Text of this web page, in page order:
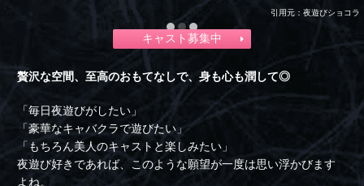
引用元：夜遊びショコラ
キャスト募集中
贅沢な空間、至高のおもてなしで、身も心も潤して◎
「毎日夜遊びがしたい」
「豪華なキャバクラで遊びたい」
「もちろん美人のキャストと楽しみたい」
夜遊び好きであれば、このような願望が一度は思い浮かびます
よね。